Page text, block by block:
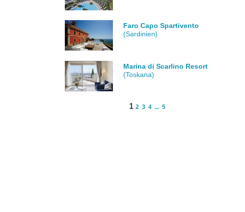
Faro Capo Spartivento
(Sardinien)
Marina di Scarlino Resort
(Toskana)
1 2 3 4 ... 5